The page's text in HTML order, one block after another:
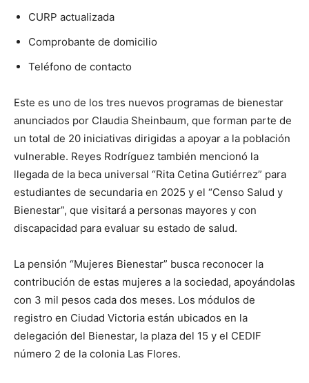
CURP actualizada
Comprobante de domicilio
Teléfono de contacto
Este es uno de los tres nuevos programas de bienestar
anunciados por Claudia Sheinbaum, que forman parte de
un total de 20 iniciativas dirigidas a apoyar a la población
vulnerable. Reyes Rodríguez también mencionó la
llegada de la beca universal “Rita Cetina Gutiérrez” para
estudiantes de secundaria en 2025 y el “Censo Salud y
Bienestar”, que visitará a personas mayores y con
discapacidad para evaluar su estado de salud.
La pensión “Mujeres Bienestar” busca reconocer la
contribución de estas mujeres a la sociedad, apoyándolas
con 3 mil pesos cada dos meses. Los módulos de
registro en Ciudad Victoria están ubicados en la
delegación del Bienestar, la plaza del 15 y el CEDIF
número 2 de la colonia Las Flores.